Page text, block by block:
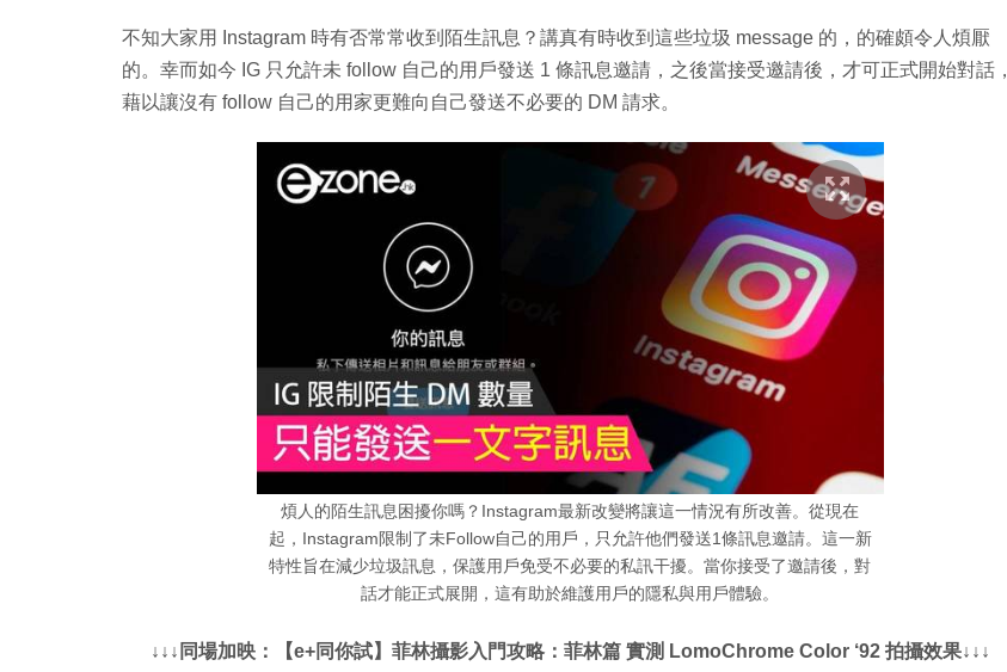
不知大家用 Instagram 時有否常常收到陌生訊息？講真有時收到這些垃圾 message 的，的確頗令人煩厭
的。幸而如今 IG 只允許未 follow 自己的用戶發送 1 條訊息邀請，之後當接受邀請後，才可正式開始對話，
藉以讓沒有 follow 自己的用家更難向自己發送不必要的 DM 請求。
煩人的陌生訊息困擾你嗎？Instagram最新改變將讓這一情況有所改善。從現在
起，Instagram限制了未Follow自己的用戶，只允許他們發送1條訊息邀請。這一新
特性旨在減少垃圾訊息，保護用戶免受不必要的私訊干擾。當你接受了邀請後，對
話才能正式展開，這有助於維護用戶的隱私與用戶體驗。
↓↓↓同場加映：【e+同你試】菲林攝影入門攻略：菲林篇 實測 LomoChrome Color ‘92 拍攝效果↓↓↓